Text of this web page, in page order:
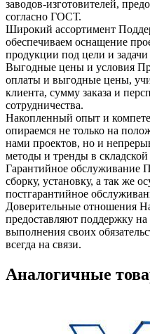
заводов-изготовителей,
согласно ГОСТ.
Широкий ассортимент
обеспечиваем оснащение
продукции под цели и задачи
Выгодные цены и условия
оплаты и выгодные цены,
клиента, сумму заказа и
сотрудничества.
Накопленный опыт и
опираемся не только на
нами проектов, но и
методы и тренды в складской
Гарантийное обслуживание
сборку, установку, а так же
постгарантийное
Доверительные отношения
предоставляют поддержку
выполнения своих
всегда на связи.
Аналогичные